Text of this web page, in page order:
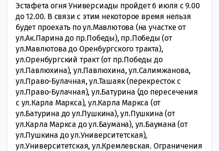
Эстафета огня Универсиады пройдет 6 июля с 9.00
до 12.00. В связи с этим некоторое время нельзя
будет проехать по ул.Мавлютова (на участке от
ул.Ак.Парина до пр.Победы), пр.Победы (от
ул.Мавлютова до Оренбургского тракта),
ул.Оренбургский тракт (от пр.Победы до
ул.Павлюхина), ул.Павлюхина, ул.Салимжанова,
ул.Право-Булачная, ул.Ташаяк (перекресток с
ул.Право-Булачная), ул.Батурина (до пересечения
с ул.Карла Маркса), ул.Карла Маркса (от
ул.Батурина до ул.Пушкина), ул.Пушкина (от
ул.Карла Маркса до ул.Баумана), ул.Баумана (от
ул.Пушкина до ул.Университетская),
ул.Университетская, ул.Кремлевская. Ограничения